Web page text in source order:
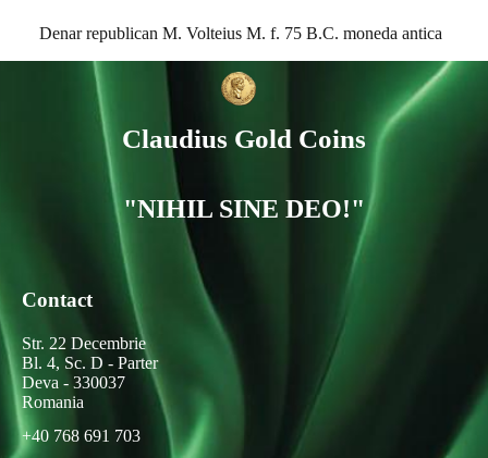
Denar republican M. Volteius M. f. 75 B.C. moneda antica
Claudius Gold Coins
"NIHIL SINE DEO!"
Contact
Str. 22 Decembrie
Bl. 4, Sc. D - Parter
Deva - 330037
Romania
+40 768 691 703